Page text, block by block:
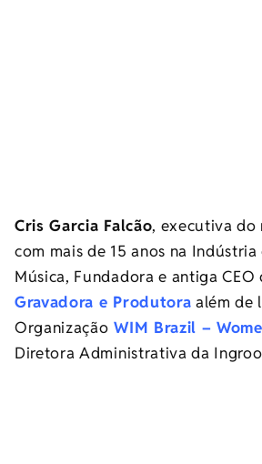
Cris Garcia Falcão, executiva do
com mais de 15 anos na Indústria
Música, Fundadora e antiga CEO
Gravadora e Produtora além de
Organização WIM Brazil –
Diretora Administrativa da